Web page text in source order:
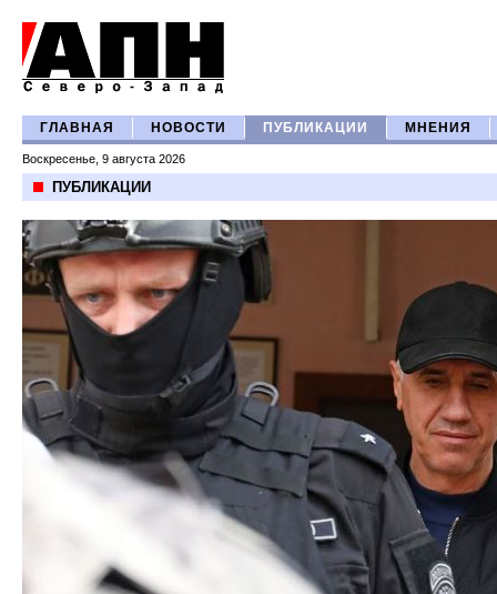
ГЛАВНАЯ НОВОСТИ ПУБЛИКАЦИИ МНЕНИЯ
Воскресенье, 9 августа 2026
ПУБЛИКАЦИИ